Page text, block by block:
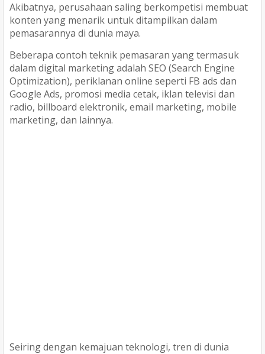
Akibatnya, perusahaan saling berkompetisi membuat
konten yang menarik untuk ditampilkan dalam
pemasarannya di dunia maya.
Beberapa contoh teknik pemasaran yang termasuk
dalam digital marketing adalah SEO (Search Engine
Optimization), periklanan online seperti FB ads dan
Google Ads, promosi media cetak, iklan televisi dan
radio, billboard elektronik, email marketing, mobile
marketing, dan lainnya.
Seiring dengan kemajuan teknologi, tren di dunia